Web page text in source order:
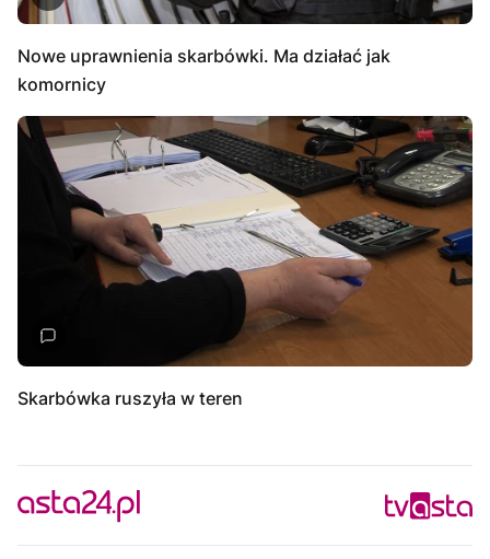
Nowe uprawnienia skarbówki. Ma działać jak
komornicy
Skarbówka ruszyła w teren